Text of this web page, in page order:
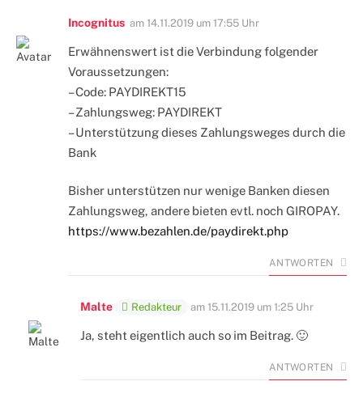
Incognitus am 14.11.2019 um 17:55 Uhr
Erwähnenswert ist die Verbindung folgender
Voraussetzungen:
– Code: PAYDIREKT15
– Zahlungsweg: PAYDIREKT
– Unterstützung dieses Zahlungsweges durch die
Bank
Bisher unterstützen nur wenige Banken diesen
Zahlungsweg, andere bieten evtl. noch GIROPAY.
https://www.bezahlen.de/paydirekt.php
ANTWORTEN
Malte Redakteur am 15.11.2019 um 1:25 Uhr
Ja, steht eigentlich auch so im Beitrag. 🙂
ANTWORTEN